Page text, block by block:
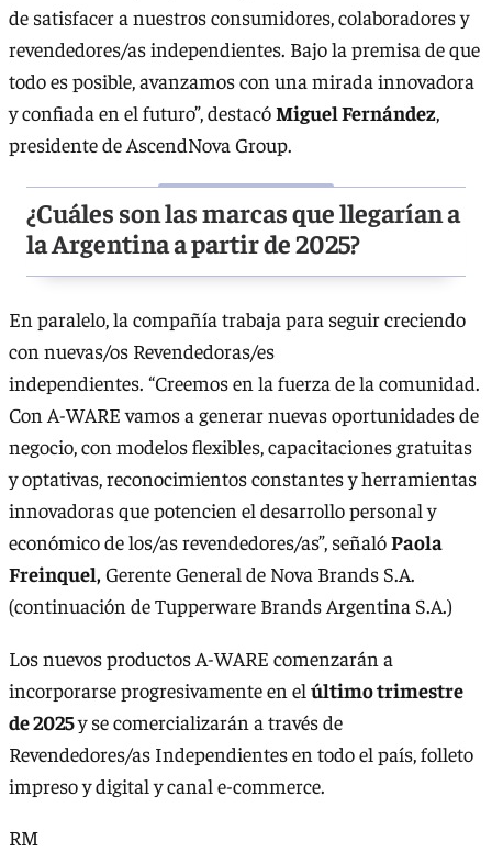
de satisfacer a nuestros consumidores, colaboradores y
revendedores/as independientes. Bajo la premisa de que
todo es posible, avanzamos con una mirada innovadora
y confiada en el futuro”, destacóMiguel Fernández,
presidente de AscendNova Group.
¿Cuáles son las marcas que llegarían a
la Argentina a partir de 2025?
En paralelo, la compañía trabaja para seguir creciendo
con nuevas/os Revendedoras/es
independientes. “Creemos en la fuerza de la comunidad.
Con A-WARE vamos a generar nuevas oportunidades de
negocio, con modelos flexibles, capacitaciones gratuitas
y optativas, reconocimientos constantes y herramientas
innovadoras que potencien el desarrollo personal y
económico de los/as revendedores/as”, señalóPaola
Freinquel,Gerente General de Nova Brands S.A.
(continuación de Tupperware Brands Argentina S.A.)
Los nuevos productos A-WARE comenzarán a
incorporarse progresivamente en el último trimestre
de 2025y se comercializarán a través de
Revendedores/as Independientes en todo el país, folleto
impreso y digital y canal e-commerce.
RM